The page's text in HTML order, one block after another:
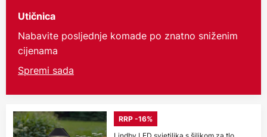
Utičnica
Nabavite posljednje komade po znatno sniženim
cijenama
Spremi sada
RRP -16%